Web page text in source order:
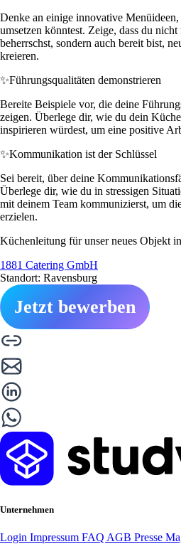
Denke an einige innovative
umsetzen könntest. Zeige, dass du
beherrschst, sondern auch bereit bist,
kreieren.
✨Führungsqualitäten demonstrieren
Bereite Beispiele vor, die deine
zeigen. Überlege dir, wie du dein
inspirieren würdest, um eine positive
✨Kommunikation ist der Schlüssel
Sei bereit, über deine
Überlege dir, wie du in stressigen
mit deinem Team kommunizierst, um
erzielen.
Küchenleitung für unser neues Objekt
1881 Catering GmbH
Standort: Ravensburg
Jetzt bewerben
Unternehmen
Login Impressum FAQ AGB Presse